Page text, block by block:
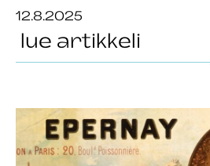
12.8.2025
lue artikkeli